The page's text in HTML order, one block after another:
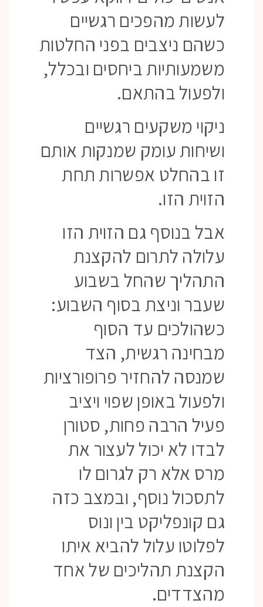
לעשות מהפכים רגשיים
כשהם ניצבים בפני החלטות
משמעותיות ביחסים ובכלל,
ולפעול בהתאם.
ניקוי משקעים רגשיים
ושיחות עומק שמנקות אותם
זו בהחלט אפשרות תחת
הזוית הזו.
אבל בנוסף גם הזוית הזו
עלולה לתרום להקצנת
התהליך שהחל בשבוע
שעבר וניצת בסוף השבוע:
כשהולכים עד הסוף
מבחינה רגשית, הצד
שמנסה להחזיר פרופורציות
ולפעול באופן שפוי ויציב
פעיל הרבה פחות, סטורן
לבדו לא יכול לעצור את
מרס אלא רק לגרום לו
לתסכול נוסף, ובמצב כזה
גם קונפליקט בין ונוס
לפלוטו עלול להביא איתו
הקצנת תהליכים של אחד
מהצדדים.